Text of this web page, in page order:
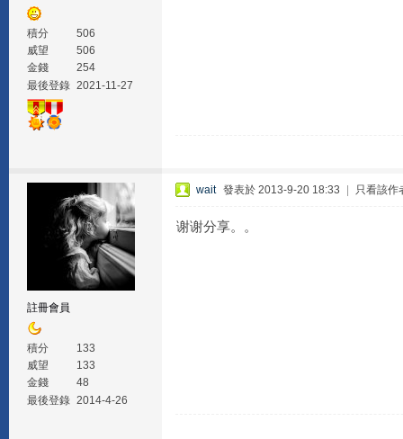
積分
506
威望
506
金錢
254
最後登錄 2021-11-27
註冊會員
積分
133
威望
133
金錢
48
最後登錄 2014-4-26
wait 發表於 2013-9-20 18:33 只看該作
谢谢分享。。